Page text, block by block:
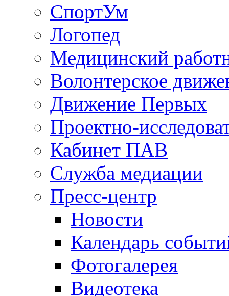
СпортУм
Логопед
Медицинский
Волонтерское
Движение Первых
Проектно-
Кабинет ПАВ
Служба медиации
Пресс-центр
Новости
Календарь
Фотогалерея
Видеотека